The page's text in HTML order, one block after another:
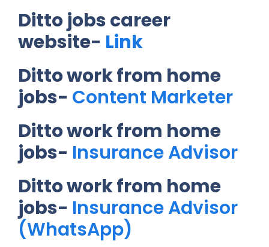
Ditto jobs career
website- Link
Ditto work from home
jobs- Content Marketer
Ditto work from home
jobs- Insurance Advisor
Ditto work from home
jobs- Insurance Advisor
(WhatsApp)